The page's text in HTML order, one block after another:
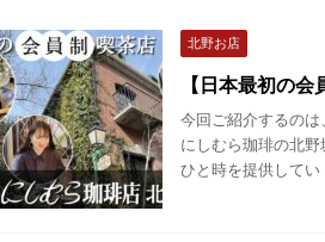
北野お店
【日本最初の
今回ご紹介するのは
にしむら珈琲の北
ひと時を提供して